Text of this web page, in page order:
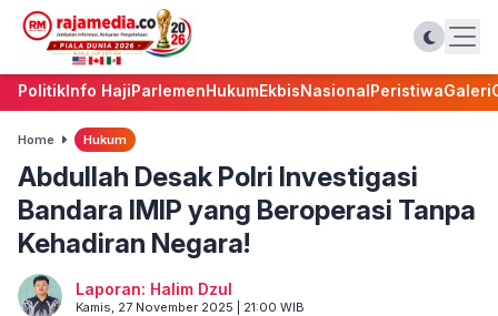
PolitikInfo HajiParlemenHukumEkbisNasionalPeristiwaGaleri
Home Hukum
Abdullah Desak Polri Investigasi
Bandara IMIP yang Beroperasi Tanpa
Kehadiran Negara!
Laporan: Halim Dzul
Kamis, 27 November 2025 | 21:00 WIB